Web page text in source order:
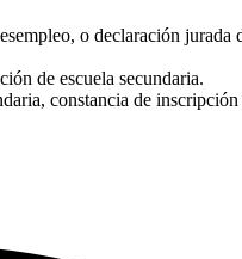
o declaración jurada
de escuela secundaria.
constancia de inscripción